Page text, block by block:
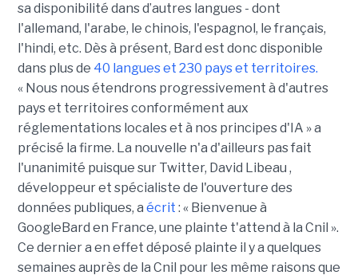
sa disponibilité dans d’autres langues - dont
l'allemand, l'arabe, le chinois, l'espagnol, le français,
l'hindi, etc. Dès à présent, Bard est donc disponible
dans plus de 40 langues et 230 pays et territoires.
« Nous nous étendrons progressivement à d'autres
pays et territoires conformément aux
réglementations locales et à nos principes d'IA » a
précisé la firme. La nouvelle n'a d'ailleurs pas fait
l'unanimité puisque sur Twitter, David Libeau ,
développeur et spécialiste de l'ouverture des
données publiques, a écrit : « Bienvenue à
GoogleBard en France, une plainte t'attend à la Cnil ».
Ce dernier a en effet déposé plainte il y a quelques
semaines auprès de la Cnil pour les même raisons que